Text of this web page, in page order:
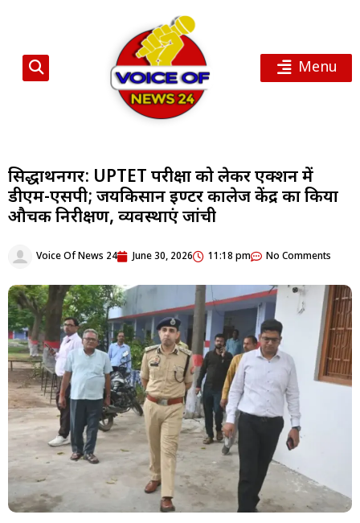
Menu
सिद्धार्थनगर: UPTET परीक्षा को लेकर एक्शन में
डीएम-एसपी; जयकिसान इण्टर कालेज केंद्र का किया
औचक निरीक्षण, व्यवस्थाएं जांची
Voice Of News 24 June 30, 2026 11:18 pm No Comments